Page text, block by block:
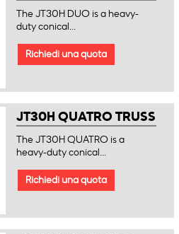
The JT30H DUO is a heavy-
duty conical...
Richiedi una quota
JT30H QUATRO TRUSS
The JT30H QUATRO is a
heavy-duty conical...
Richiedi una quota